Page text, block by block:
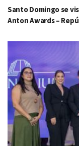
Santo Domingo se
Anton Awards –